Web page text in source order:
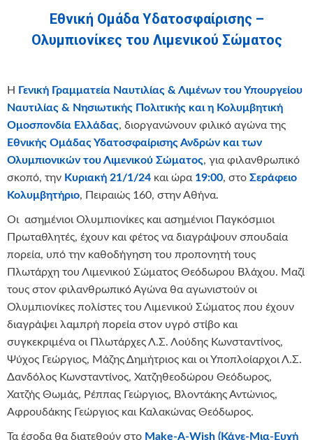
Εθνική Ομάδα Υδατοσφαίρισης –
Ολυμπιονίκες του Λιμενικού Σώματος
Η Γενική Γραμματεία Ναυτιλίας & Λιμένων του Υπουργείου
Ναυτιλίας & Νησιωτικής Πολιτικής και η Κολυμβητική
Ομοσπονδία Ελλάδας, διοργανώνουν φιλικό αγώνα της
Εθνικής Ομάδας Υδατοσφαίρισης Ανδρών και των
Ολυμπιονικών του Λιμενικού Σώματος, για φιλανθρωπικό
σκοπό, την Κυριακή 21/1/24 και ώρα 19:00, στο Σεράφειο
Κολυμβητήριο, Πειραιώς 160, στην Αθήνα.
Οι ασημένιοι Ολυμπιονίκες και ασημένιοι Παγκόσμιοι
Πρωταθλητές, έχουν και φέτος να διαγράψουν σπουδαία
πορεία, υπό την καθοδήγηση του προπονητή τους
Πλωτάρχη του Λιμενικού Σώματος Θεόδωρου Βλάχου. Μαζί
τους στον φιλανθρωπικό Αγώνα θα αγωνιστούν οι
Ολυμπιονίκες πολίστες του Λιμενικού Σώματος που έχουν
διαγράψει λαμπρή πορεία στον υγρό στίβο και
συγκεκριμένα οι Πλωτάρχες Λ.Σ. Λούδης Κωνσταντίνος,
Ψύχος Γεώργιος, Μάζης Δημήτριος και οι Υποπλοίαρχοι Λ.Σ.
Δανδόλος Κωνσταντίνος, Χατζηθεοδώρου Θεόδωρος,
Χατζής Θωμάς, Ρέππας Γεώργιος, Βλοντάκης Αντώνιος,
Αφρουδάκης Γεώργιος και Καλακώνας Θεόδωρος.
Τα έσοδα θα διατεθούν στο Make-A-Wish (Κάνε-Μια-Ευχή